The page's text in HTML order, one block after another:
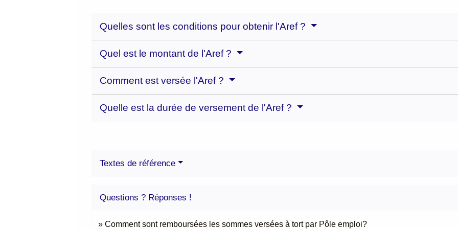
Quelles sont les conditions pour obtenir l'Aref ?
Quel est le montant de l'Aref ?
Comment est versée l'Aref ?
Quelle est la durée de versement de l'Aref ?
Textes de référence
Questions ? Réponses !
Comment sont remboursées les sommes versées à tort par Pôle emploi?